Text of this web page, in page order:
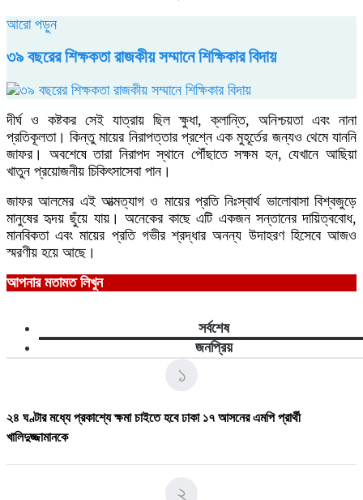
আরো পড়ুন
৩৯ বছরের শিক্ষকতা রাজকীয় সম্মানে শিক্ষিকার বিদায়
দীর্ঘ ও কষ্টকর সেই যাত্রায় ছিল ক্ষুধা, ক্লান্তি, অনিশ্চয়তা এবং নানা
প্রতিকূলতা। কিন্তু মায়ের নিরাপত্তার প্রশ্নে এক মুহূর্তের জন্যও থেমে যাননি
জাফর। অবশেষে তারা নিরাপদ স্থানে পৌঁছাতে সক্ষম হন, যেখানে আছিয়া
খাতুন প্রয়োজনীয় চিকিৎসাসেবা পান।
জাফর আলমের এই আত্মত্যাগ ও মায়ের প্রতি নিঃস্বার্থ ভালোবাসা বিশ্বজুড়ে
মানুষের হৃদয় ছুঁয়ে যায়। অনেকের কাছে এটি একজন সন্তানের দায়িত্ববোধ,
মানবিকতা এবং মায়ের প্রতি গভীর শ্রদ্ধার অনন্য উদাহরণ হিসেবে আজও
স্মরণীয় হয়ে আছে।
আপনার মতামত লিখুন
সর্বশেষ
জনপ্রিয়
১
২৪ ঘণ্টার মধ্যে প্রকাশ্যে ক্ষমা চাইতে হবে ঢাকা ১৭ আসনের এমপি প্রার্থী
খালিদুজ্জামানকে
২